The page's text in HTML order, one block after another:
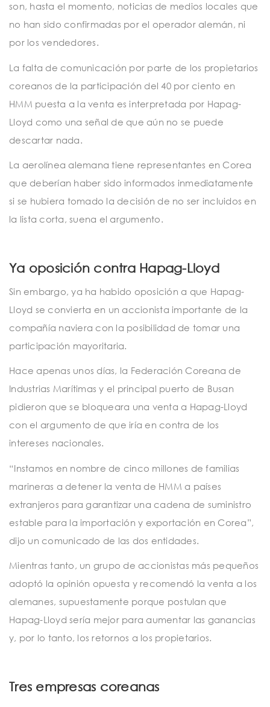
son, hasta el momento, noticias de medios locales que
no han sido confirmadas por el operador alemán, ni
por los vendedores.
La falta de comunicación por parte de los propietarios
coreanos de la participación del 40 por ciento en
HMM puesta a la venta es interpretada por Hapag-
Lloyd como una señal de que aún no se puede
descartar nada.
La aerolínea alemana tiene representantes en Corea
que deberían haber sido informados inmediatamente
si se hubiera tomado la decisión de no ser incluidos en
la lista corta, suena el argumento.
Ya oposición contra Hapag-Lloyd
Sin embargo, ya ha habido oposición a que Hapag-
Lloyd se convierta en un accionista importante de la
compañía naviera con la posibilidad de tomar una
participación mayoritaria.
Hace apenas unos días, la Federación Coreana de
Industrias Marítimas y el principal puerto de Busan
pidieron que se bloqueara una venta a Hapag-Lloyd
con el argumento de que iría en contra de los
intereses nacionales.
“Instamos en nombre de cinco millones de familias
marineras a detener la venta de HMM a países
extranjeros para garantizar una cadena de suministro
estable para la importación y exportación en Corea”,
dijo un comunicado de las dos entidades.
Mientras tanto, un grupo de accionistas más pequeños
adoptó la opinión opuesta y recomendó la venta a los
alemanes, supuestamente porque postulan que
Hapag-Lloyd sería mejor para aumentar las ganancias
y, por lo tanto, los retornos a los propietarios.
Tres empresas coreanas